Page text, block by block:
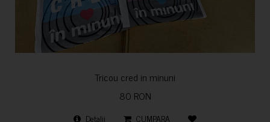
Tricou cred in minuni
80 RON
Detalii CUMPARA